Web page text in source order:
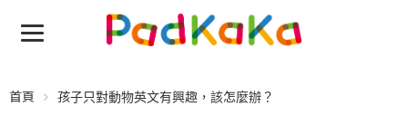
首頁 孩子只對動物英文有興趣，該怎麼辦？